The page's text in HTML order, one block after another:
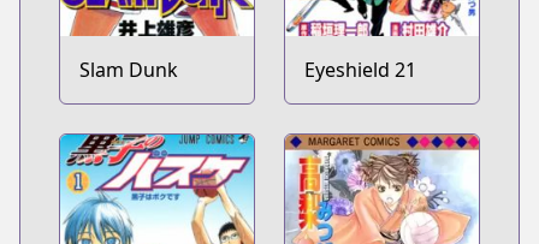
Slam Dunk Eyeshield 21